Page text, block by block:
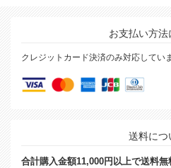
お支払い方法
クレジットカード決済のみ対応してい
送料につ
合計購入金額11,000円以上で送料無